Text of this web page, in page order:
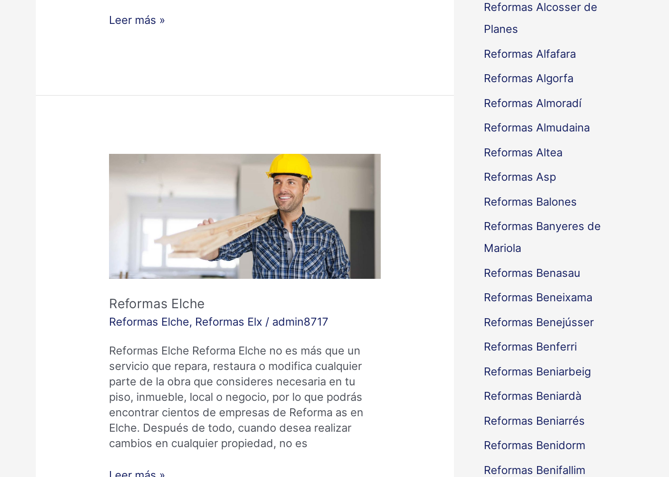
Leer más »
Reformas Elche
Reformas Elche, Reformas Elx / admin8717
Reformas Elche Reforma Elche no es más que un
servicio que repara, restaura o modifica cualquier
parte de la obra que consideres necesaria en tu
piso, inmueble, local o negocio, por lo que podrás
encontrar cientos de empresas de Reforma as en
Elche. Después de todo, cuando desea realizar
cambios en cualquier propiedad, no es
Reformas
Elche
Reformas Alcosser de
Planes
Reformas Alfafara
Reformas Algorfa
Reformas Almoradí
Reformas Almudaina
Reformas Altea
Reformas Asp
Reformas Balones
Reformas Banyeres de
Mariola
Reformas Benasau
Reformas Beneixama
Reformas Benejússer
Reformas Benferri
Reformas Beniarbeig
Reformas Beniardà
Reformas Beniarrés
Reformas Benidorm
Reformas Benifallim